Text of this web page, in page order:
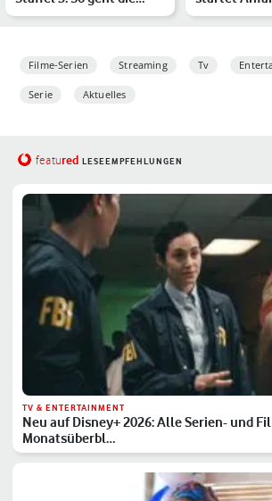
Krimiserie weiter
das
Filme-Serien Streaming Tv
Serie Aktuelles
featured LESEEMPFEHLUNGEN
TV & ENTERTAINMENT
Neu auf Disney+ 2026: Alle Serien- und
Monatsüberbl…